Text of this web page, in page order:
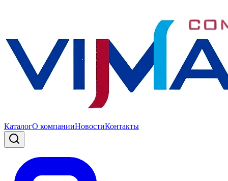
КаталогО компанииНовостиКонтакты